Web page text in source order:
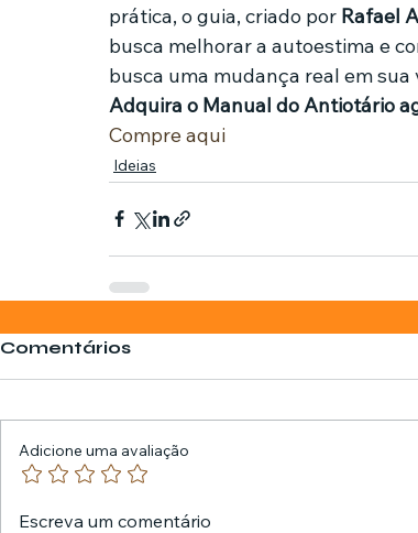
prática, o guia, criado por Rafael
busca melhorar a autoestima e
busca uma mudança real em
Adquira o Manual do Antiotário
Compre aqui
Ideias
Comentários
Adicione uma avaliação
Escreva um comentário